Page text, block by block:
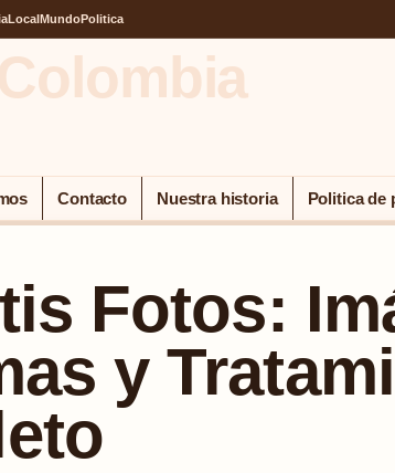
LocalMundoPolitica
Contacto Nuestra historia Politica de
Fotos:
y